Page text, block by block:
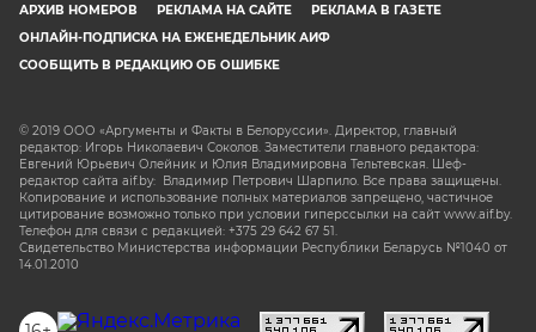
АРХИВ НОМЕРОВ РЕКЛАМА НА САЙТЕ
РЕКЛАМА В ГАЗЕТЕ
ОНЛАЙН-ПОДПИСКА НА ЕЖЕНЕДЕЛЬНИК АИФ
СООБЩИТЬ В РЕДАКЦИЮ ОБ ОШИБКЕ
© 2019 ООО «Аргументы и Факты в Белоруссии». Директор, главный
редактор: Игорь Николаевич Соколов. Заместители главного редактора:
Евгений Юрьевич Олейник и Юлия Владимировна Тельтевская. Шеф-
редактор сайта aif.by: Владимир Петрович Шарпило. Все права защищены.
Копирование и использование полных материалов запрещено, частичное
цитирование возможно только при условии гиперссылки на сайт www.aif.by.
Телефон для связи с редакцией: +375 29 642 67 51.
Свидетельство Министерства информации Республики Беларусь №1040 от
14.01.2010